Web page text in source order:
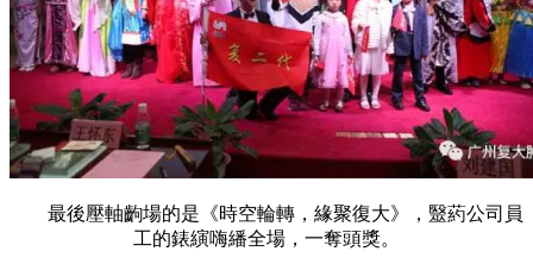
最後壓軸齣場的是《時空輪轉，緣聚復大》，毉葯公司員
工的錶縯嗨繙全場，一奪頭獎。